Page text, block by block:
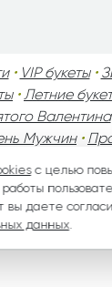
• VIP букеты•
•Летние
Валентина
Мужчин•
правах.
© Copyright «
с целью
вы даете
данных.